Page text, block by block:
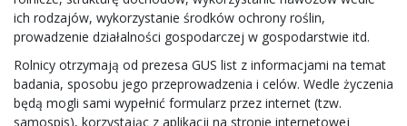
ich rodzajów, wykorzystanie środków ochrony roślin,
prowadzenie działalności gospodarczej w gospodarstwie itd.
Rolnicy otrzymają od prezesa GUS list z informacjami na temat
badania, sposobu jego przeprowadzenia i celów. Wedle życzenia
będą mogli sami wypełnić formularz przez internet (tzw.
samospis), korzystając z aplikacji na stronie internetowej